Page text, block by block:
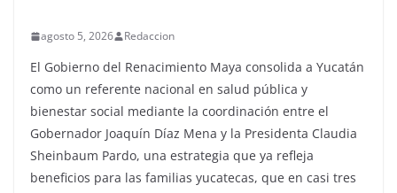
agosto 5, 2026 Redaccion
El Gobierno del Renacimiento Maya consolida a Yucatán
como un referente nacional en salud pública y
bienestar social mediante la coordinación entre el
Gobernador Joaquín Díaz Mena y la Presidenta Claudia
Sheinbaum Pardo, una estrategia que ya refleja
beneficios para las familias yucatecas, que en casi tres